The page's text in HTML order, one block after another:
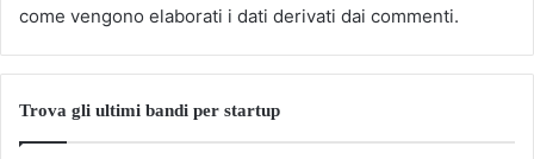
come vengono elaborati i dati derivati dai commenti.
Trova gli ultimi bandi per startup